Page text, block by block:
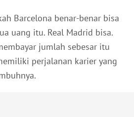
Barcelona benar-benar bisa
uang itu. Real Madrid bisa.
jumlah sebesar itu
perjalanan karier yang